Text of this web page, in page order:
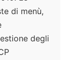
di menù,
degli